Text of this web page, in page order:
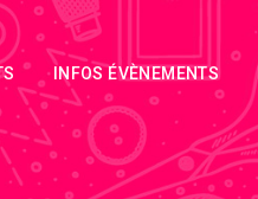
INFOS ÉVÈNEMENTS